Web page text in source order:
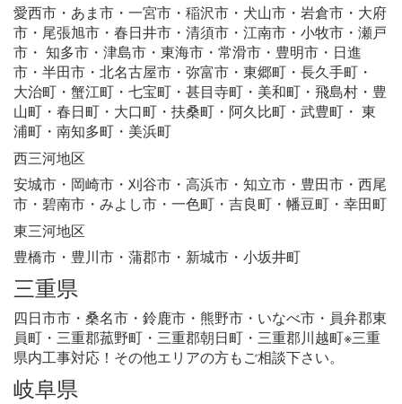
愛西市・あま市・一宮市・稲沢市・犬山市・岩倉市・大府
市・尾張旭市・春日井市・清須市・江南市・小牧市・瀬戸
市・ 知多市・津島市・東海市・常滑市・豊明市・日進
市・半田市・北名古屋市・弥富市・東郷町・長久手町・
大治町・蟹江町・七宝町・甚目寺町・美和町・飛島村・豊
山町・春日町・大口町・扶桑町・阿久比町・武豊町・ 東
浦町・南知多町・美浜町
西三河地区
安城市・岡崎市・刈谷市・高浜市・知立市・豊田市・西尾
市・碧南市・みよし市・一色町・吉良町・幡豆町・幸田町
東三河地区
豊橋市・豊川市・蒲郡市・新城市・小坂井町
三重県
四日市市・桑名市・鈴鹿市・熊野市・いなべ市・員弁郡東
員町・三重郡菰野町・三重郡朝日町・三重郡川越町※三重
県内工事対応！その他エリアの方もご相談下さい。
岐阜県